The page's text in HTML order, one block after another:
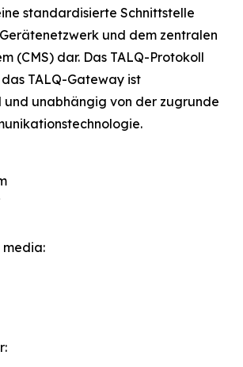
standardisierte Schnittstelle
und dem zentralen
(CMS) dar. Das TALQ-Protokoll
TALQ-Gateway ist
unabhängig von der zugrunde
media: